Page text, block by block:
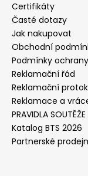
Certifikáty
Časté dotazy
Jak nakupovat
Obchodní
Podmínky
Reklamační řád
Reklamační
Reklamace a
PRAVIDLA SOUTĚŽE
Katalog BTS 2026
Partnerské